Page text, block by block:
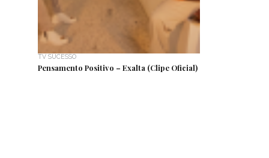
TV SUCESSO
Pensamento Positivo – Exalta (Clipe Oficial)